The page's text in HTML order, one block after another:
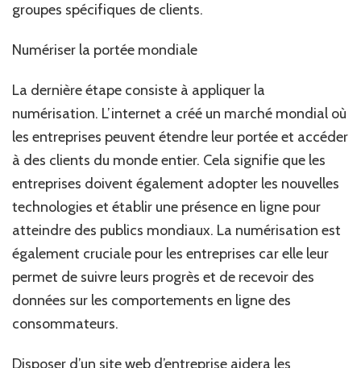
groupes spécifiques de clients.
Numériser la portée mondiale
La dernière étape consiste à appliquer la
numérisation. L’internet a créé un marché mondial où
les entreprises peuvent étendre leur portée et accéder
à des clients du monde entier. Cela signifie que les
entreprises doivent également adopter les nouvelles
technologies et établir une présence en ligne pour
atteindre des publics mondiaux. La numérisation est
également cruciale pour les entreprises car elle leur
permet de suivre leurs progrès et de recevoir des
données sur les comportements en ligne des
consommateurs.
Disposer d’un site web d’entreprise aidera les